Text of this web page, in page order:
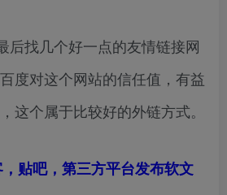
后找几个好一点的友情链接网
度对这个网站的信任值，有益
这个属于比较好的外链方式。
贴吧，第三方平台发布软文